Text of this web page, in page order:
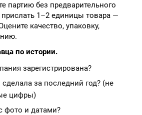
партию без предварительного
1–2 единицы товара —
качество, упаковку,
по истории.
зарегистрирована?
за последний год? (не
цифры)
фото и датами?